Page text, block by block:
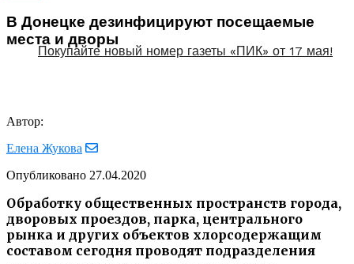
Покупайте новый номер газеты «ПИК» от 17 мая!
В Донецке дезинфицируют посещаемые
места и дворы
Автор:
Елена Жукова
Опубликовано 27.04.2020
Обработку общественных пространств города,
дворовых проездов, парка, центрального
рынка и других объектов хлорсодержащим
составом сегодня проводят подразделения